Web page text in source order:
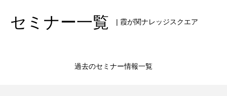
セミナー一覧 | 霞が関ナレッジスクエア
過去のセミナー情報一覧